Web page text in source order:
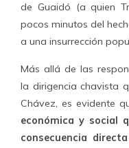
de Guaidó (a quien
pocos minutos del
a una insurrección
Más allá de las
la dirigencia chavista
Chávez, es evidente
económica y social
consecuencia